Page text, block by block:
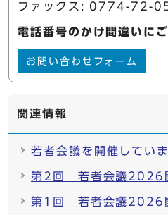
ファックス: 0774-72-
電話番号のかけ間違いに
お問い合わせフォーム
関連情報
若者会議を開催してい
第2回 若者会議2026
第1回 若者会議2026